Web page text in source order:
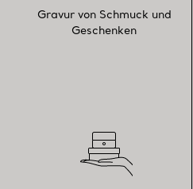
Gravur von Schmuck und
Geschenken